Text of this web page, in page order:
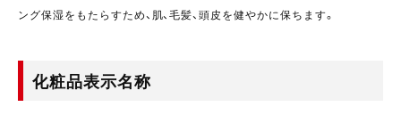
ング保湿をもたらすため、肌、毛髪、頭皮を健やかに保ちます。
化粧品表示名称